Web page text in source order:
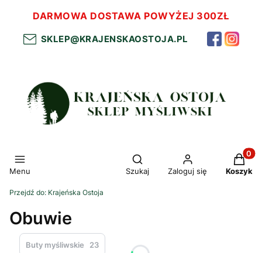
DARMOWA DOSTAWA POWYŻEJ 300ZŁ
SKLEP@KRAJENSKAOSTOJA.PL
Menu
Otwórz wyszukiwarkę
Szukaj Zaloguj się Koszyk
Przejdź do: Krajeńska Ostoja
Obuwie
Buty myśliwskie 23